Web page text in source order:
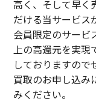
高く、そして早く
だける当サービス
会員限定のサービ
上の高還元を実現
しておりますので
買取のお申し込み
みください。